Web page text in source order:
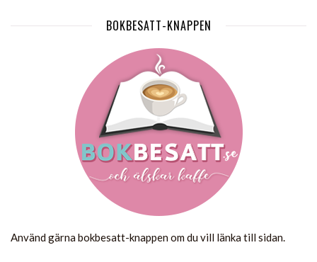
BOKBESATT-KNAPPEN
Använd gärna bokbesatt-knappen om du vill länka till sidan.